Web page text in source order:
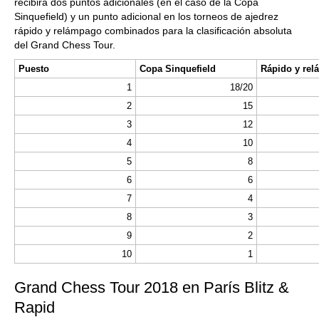
Sinquefield) y un punto adicional en los torneos de ajedrez
rápido y relámpago combinados para la clasificación absoluta
del Grand Chess Tour.
Puesto
Copa Sinquefield
1
18/20
2
15
3
12
4
10
5
8
6
6
7
4
8
3
9
2
10
1
Grand Chess Tour 2018 en París Blitz &
Rapid